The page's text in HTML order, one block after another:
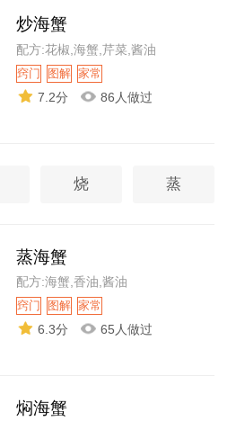
炒海蟹
配方:花椒,海蟹,芹菜,酱油
窍门 图解 家常
7.2分 86人做过
烧 蒸
蒸海蟹
配方:海蟹,香油,酱油
窍门 图解 家常
6.3分 65人做过
焖海蟹